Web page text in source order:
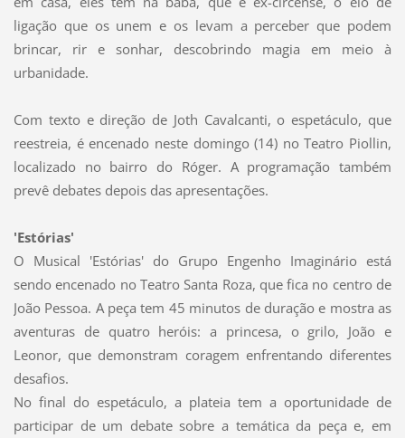
ligação que os unem e os levam a perceber que podem
brincar, rir e sonhar, descobrindo magia em meio à
urbanidade.
Com texto e direção de Joth Cavalcanti, o espetáculo, que
reestreia, é encenado neste domingo (14) no Teatro Piollin,
localizado no bairro do Róger. A programação também
prevê debates depois das apresentações.
'Estórias'
O Musical 'Estórias' do Grupo Engenho Imaginário está
sendo encenado no Teatro Santa Roza, que fica no centro de
João Pessoa. A peça tem 45 minutos de duração e mostra as
aventuras de quatro heróis: a princesa, o grilo, João e
Leonor, que demonstram coragem enfrentando diferentes
desafios.
No final do espetáculo, a plateia tem a oportunidade de
participar de um debate sobre a temática da peça e, em